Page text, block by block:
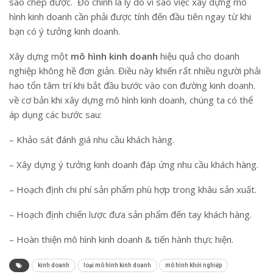
hình kinh doanh cần phải được tính đến đầu tiên ngay từ khi
bạn có ý tưởng kinh doanh.
Xây dựng một mô hình kinh doanh hiệu quả cho doanh
nghiệp không hề đơn giản. Điều này khiến rất nhiều người phải
hao tổn tâm trí khi bắt đầu bước vào con đường kinh doanh.
về cơ bản khi xây dựng mô hình kinh doanh, chúng ta có thể
áp dụng các bước sau:
– Khảo sát đánh giá nhu cầu khách hàng.
– Xây dựng ý tưởng kinh doanh đáp ứng nhu cầu khách hàng.
– Hoạch định chi phí sản phẩm phù hợp trong khâu sản xuất.
– Hoạch định chiến lược đưa sản phẩm đến tay khách hàng.
– Hoàn thiện mô hình kinh doanh & tiến hành thực hiện.
kinh doanh loại mô hình kinh doanh mô hình khởi nghiệp